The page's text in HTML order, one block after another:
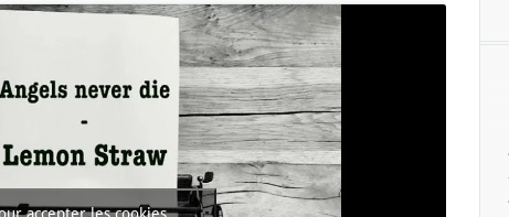
accepter les cookies